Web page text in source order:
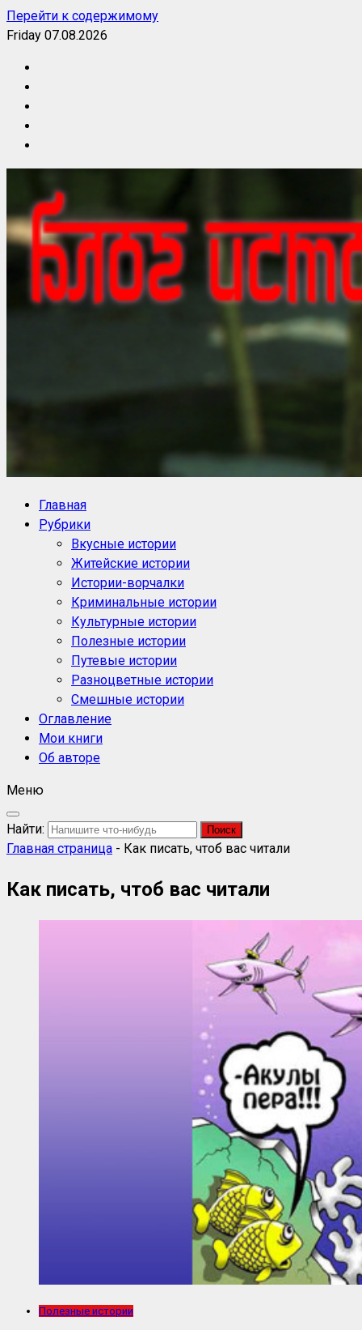
Перейти к содержимому
Friday 07.08.2026
Блог историй NoorySan
Главная
Рубрики
Вкусные истории
Житейские истории
Истории-ворчалки
Криминальные истории
Культурные истории
Полезные истории
Путевые истории
Разноцветные истории
Смешные истории
Оглавление
Мои книги
Об авторе
Меню
Найти:
Главная страница - Как писать, чтоб вас читали
Как писать, чтоб вас читали
Полезные истории